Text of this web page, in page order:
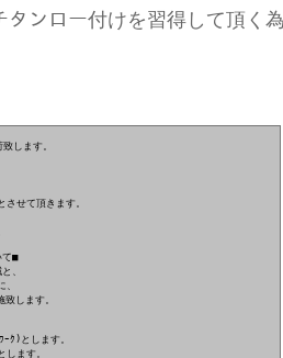
タンロー付けを習得して頂く